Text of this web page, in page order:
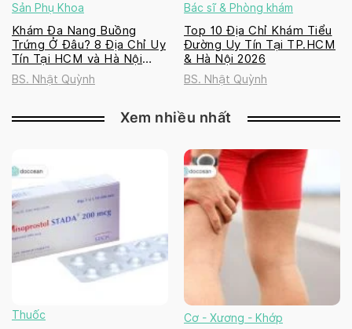
Sản Phụ Khoa
Khám Đa Nang Buồng
Trứng Ở Đâu? 8 Địa Chỉ Uy
Tín Tại HCM và Hà Nội
2026
BS. Nhật Quỳnh
Bác sĩ & Phòng khám
Top 10 Địa Chỉ Khám Tiểu
Đường Uy Tín Tại TP.HCM
& Hà Nội 2026
BS. Nhật Quỳnh
Xem nhiều nhất
Thuốc Cơ - Xương - Khớp